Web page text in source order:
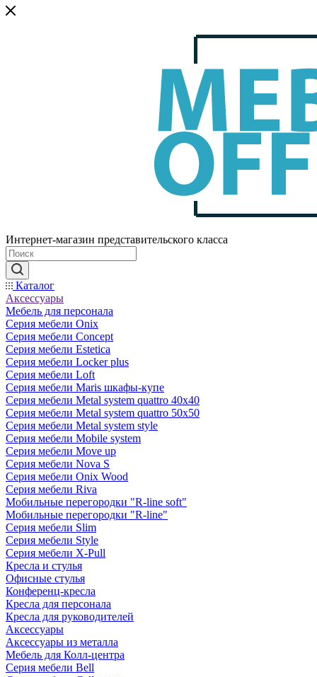
Интернет-магазин представительского класса
Каталог
Аксессуары
Мебель для персонала
Серия мебели Onix
Серия мебели Concept
Серия мебели Estetica
Серия мебели Locker plus
Серия мебели Loft
Серия мебели Maris шкафы-купе
Серия мебели Metal system quattro 40x40
Серия мебели Metal system quattro 50x50
Серия мебели Metal system style
Серия мебели Mobile system
Серия мебели Move up
Серия мебели Nova S
Серия мебели Onix Wood
Серия мебели Riva
Мобильные перегородки "R-line soft"
Мобильные перегородки "R-line"
Серия мебели Slim
Серия мебели Style
Серия мебели X-Pull
Кресла и стулья
Офисные стулья
Конференц-кресла
Кресла для персонала
Кресла для руководителей
Аксессуары
Аксессуары из металла
Мебель для Колл-центра
Серия мебели Bell